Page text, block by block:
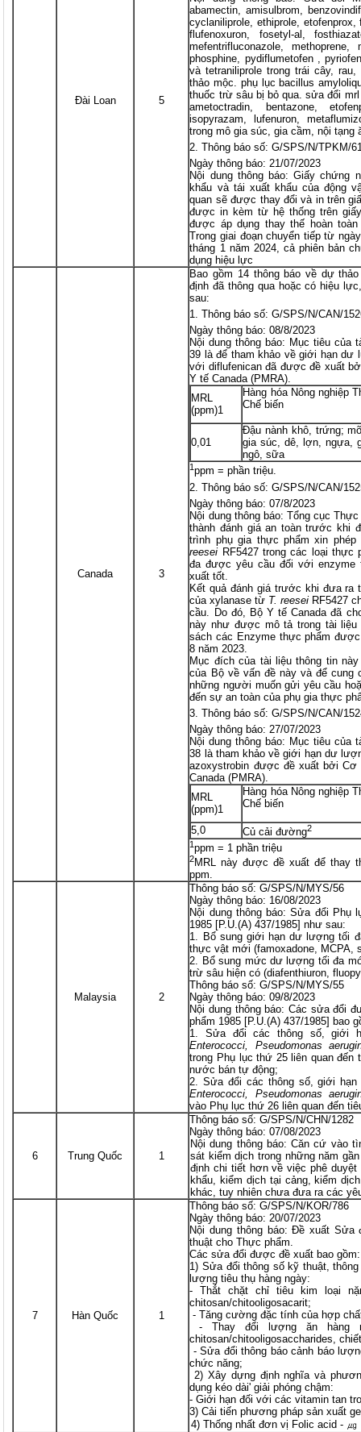
Đài Loan 5
abamectin, amisulbrom,
cyclaniliprole, ethiprole,
flufenoxuron, fosetyl-al,
mefentrifluconazole, methoprene,
phosphine, pydiflumetofen ,
và tetraniliprole trong trái cây,
thảo mộc. phụ lục bacillus
thuốc trừ sâu bị bỏ qua. sửa đổi
ametoctradin, bentazone,
isopyrazam, lufenuron,
trong mô gia súc, gia cầm, nội
Thông báo số: G/SPS/N/TPKM/
Ngày thông báo: 21/07/2023
Nội dung thông báo: Giấy chứng
khẩu và tái xuất khẩu của động
quan sẽ được thay đổi và in trên
được in kèm từ hệ thống trên
được áp dụng thay thế hoàn
Trong giai đoạn chuyển tiếp từ
tháng 1 năm 2024, cả phiên bản
dụng hiệu lực
Canada 3
Bao gồm 14 thông báo về dự
định đã thông qua hoặc có hiệu
sau:
Thông báo số: G/SPS/N/CAN/
Ngày thông báo: 08/8/2023
Nội dung thông báo: Mục tiêu của
39 là để tham khảo về giới hạn
với diflufenican đã được đề xuất
Y tế Canada (PMRA).
MRL
(ppm)1
Hàng hóa Nông nghiệp
Chế biến
0,01
Đậu nành khô, trứng;
gia súc, dê, lợn, ngựa,
ngô, sữa
1ppm = phần triệu.
Thông báo số: G/SPS/N/CAN/
Ngày thông báo: 07/8/2023
Nội dung thông báo: Tổng cục
thành đánh giá an toàn trước khi
trình phụ gia thực phẩm xin
reesei RF5427 trong các loại
đa được yêu cầu đối với
xuất tốt.
Kết quả đánh giá trước khi đưa ra
của xylanase từ T. reesei RF5427
cầu. Do đó, Bộ Y tế Canada đã
này như được mô tả trong tài
sách các Enzyme thực phẩm
8 năm 2023.
Mục đích của tài liệu thông tin
của Bộ về vấn đề này và để cung
những người muốn gửi yêu cầu
đến sự an toàn của phụ gia thực
Thông báo số: G/SPS/N/CAN/
Ngày thông báo: 27/07/2023
Nội dung thông báo: Mục tiêu của
38 là tham khảo về giới hạn dư
azoxystrobin được đề xuất bởi
Canada (PMRA).
MRL
(ppm)1
Hàng hóa Nông nghiệp
Chế biến
5,0 Củ cải đường2
1ppm = 1 phần triệu
2MRL này được đề xuất để thay
ppm.
Malaysia 2
Thông báo số: G/SPS/N/MYS/56
Ngày thông báo: 16/08/2023
Nội dung thông báo: Sửa đổi Phụ
1985 [P.U.(A) 437/1985] như sau:
1. Bổ sung giới hạn dư lượng tối
thực vật mới (famoxadone, MCPA,
2. Bổ sung mức dư lượng tối đa
trừ sâu hiện có (diafenthiuron,
Thông báo số: G/SPS/N/MYS/55
Ngày thông báo: 09/8/2023
Nội dung thông báo: Các sửa đổi
phẩm 1985 [P.U.(A) 437/1985] bao
1. Sửa đổi các thông số, giới
Enterococci, Pseudomonas
trong Phụ lục thứ 25 liên quan đến
nước bán tự động;
2. Sửa đổi các thông số, giới
Enterococci, Pseudomonas
vào Phụ lục thứ 26 liên quan đến
6 Trung Quốc 1
Thông báo số: G/SPS/N/CHN/1282
Ngày thông báo: 07/08/2023
Nội dung thông báo: Căn cứ vào
sát kiểm dịch trong những năm
định chi tiết hơn về việc phê duyệt
khẩu, kiểm dịch tại cảng, kiểm
khác, tuy nhiên chưa đưa ra các
7 Hàn Quốc 1
Thông báo số: G/SPS/N/KOR/786
Ngày thông báo: 20/07/2023
Nội dung thông báo: Đề xuất
thuật cho Thực phẩm.
Các sửa đổi được đề xuất bao gồm:
1) Sửa đổi thông số kỹ thuật,
lượng tiêu thụ hàng ngày:
- Thắt chặt chỉ tiêu kim loại
chitosan/chitooligosacarit;
- Tăng cường đặc tính của hợp
- Thay đổi lượng ăn hàng
chitosan/chitooligosaccharides,
- Sửa đổi thông báo cảnh báo
chức năng;
2) Xây dựng định nghĩa và
dụng kéo dài' giải phóng chậm:
- Giới hạn đối với các vitamin tan
3) Cải tiến phương pháp sản xuất
4) Thống nhất đơn vị Folic acid -